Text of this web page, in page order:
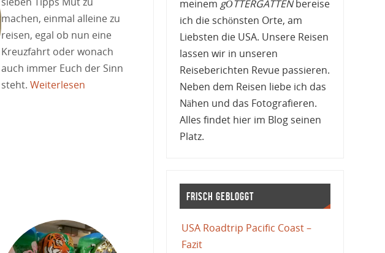
machen, einmal alleine zu
reisen, egal ob nun eine
Kreuzfahrt oder wonach
auch immer Euch der Sinn
steht. Weiterlesen
meinem gÖTTERGATTENbereise
ich die schönsten Orte, am
Liebsten die USA. Unsere Reisen
lassen wir in unseren
Reiseberichten Revue passieren.
Neben dem Reisen liebe ich das
Nähen und das Fotografieren.
Alles findet hier im Blog seinen
Platz.
Frisch gebloggt
USA Roadtrip Pacific Coast –
Fazit